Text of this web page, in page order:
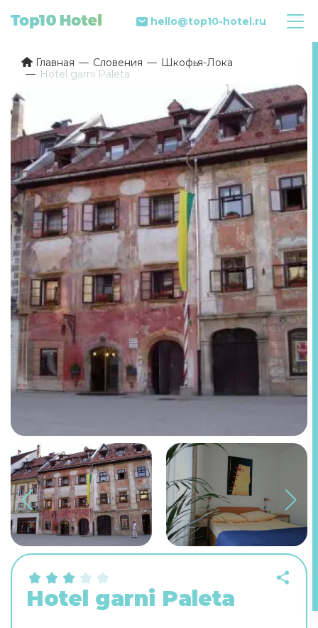
hello@top10-hotel.ru
Главная Словения
Шкофья-Лока
Hotel garni Paleta
Hotel garni Paleta